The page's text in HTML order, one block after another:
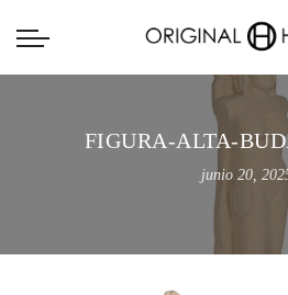
FIGURA-ALTA-
junio 20,